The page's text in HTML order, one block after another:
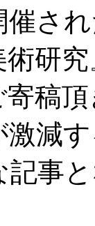
さ
研
寄稿
激減
記事